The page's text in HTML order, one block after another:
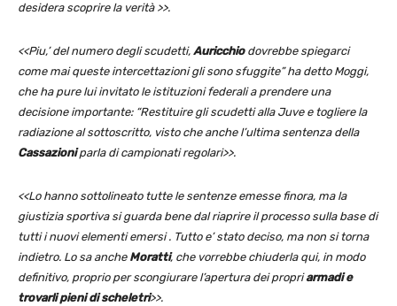
desidera scoprire la verità >>.
<<Piu,’ del numero degli scudetti, Auricchiodovrebbe spiegarci
come mai queste intercettazioni gli sono sfuggite” ha detto Moggi,
che ha pure lui invitato le istituzioni federali a prendere una
decisione importante: “Restituire gli scudetti alla Juve e togliere la
radiazione al sottoscritto, visto che anche l’ultima sentenza della
Cassazioniparla di campionati regolari>>.
<<Lo hanno sottolineato tutte le sentenze emesse finora, ma la
giustizia sportiva si guarda bene dal riaprire il processo sulla base di
tutti i nuovi elementi emersi . Tutto e’ stato deciso, ma non si torna
indietro. Lo sa anche Moratti, che vorrebbe chiuderla qui, in modo
definitivo, proprio per scongiurare l’apertura dei propriarmadi e
trovarli pieni di scheletri>>.